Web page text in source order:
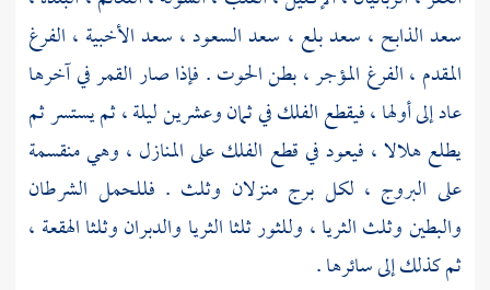
سعد الذابح ، سعد بلع ، سعد السعود ، سعد الأخبية ، الفرغ
المقدم ، الفرغ المؤجر ، بطن الحوت . فإذا صار القمر في آخرها
عاد إلى أولها ، فيقطع الفلك في ثمان وعشرين ليلة ، ثم يستسر ثم
يطلع هلالا ، فيعود في قطع الفلك على المنازل ، وهي منقسمة
على البروج ، لكل برج منزلان وثلث . فللحمل الشرطان
والبطين وثلث الثريا ، وللثور ثلثا الثريا والدبران وثلثا الهقعة ،
ثم كذلك إلى سائرها .